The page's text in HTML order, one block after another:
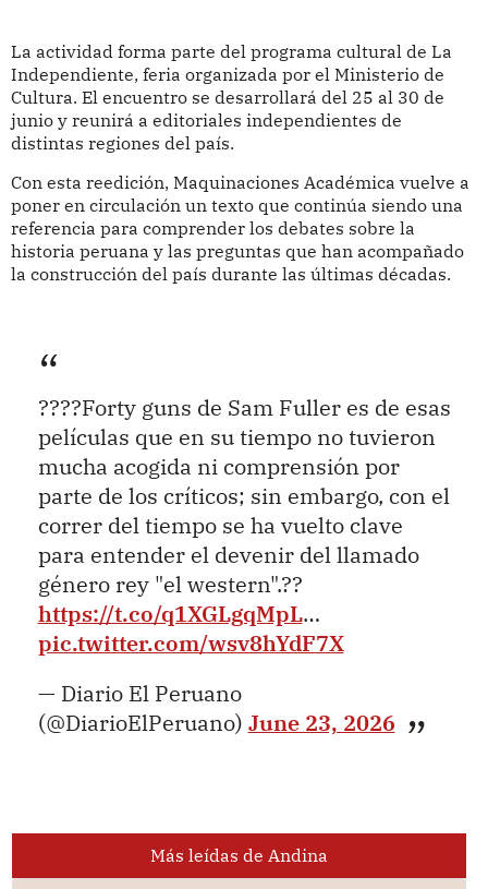
La actividad forma parte del programa cultural de La
Independiente, feria organizada por el Ministerio de
Cultura. El encuentro se desarrollará del 25 al 30 de
junio y reunirá a editoriales independientes de
distintas regiones del país.
Con esta reedición, Maquinaciones Académica vuelve a
poner en circulación un texto que continúa siendo una
referencia para comprender los debates sobre la
historia peruana y las preguntas que han acompañado
la construcción del país durante las últimas décadas.
????Forty guns de Sam Fuller es de esas
películas que en su tiempo no tuvieron
mucha acogida ni comprensión por
parte de los críticos; sin embargo, con el
correr del tiempo se ha vuelto clave
para entender el devenir del llamado
género rey "el western".??
https://t.co/q1XGLgqMpL…
pic.twitter.com/wsv8hYdF7X
— Diario El Peruano
(@DiarioElPeruano) June 23, 2026
Más leídas de Andina